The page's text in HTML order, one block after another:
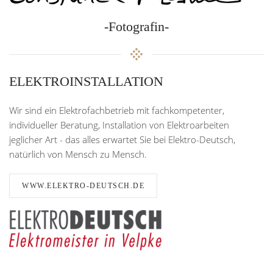
-Fotografin-
ELEKTROINSTALLATION
Wir sind ein Elektrofachbetrieb mit fachkompetenter,
individueller Beratung, Installation von Elektroarbeiten
jeglicher Art - das alles erwartet Sie bei Elektro-Deutsch,
natürlich von Mensch zu Mensch.
WWW.ELEKTRO-DEUTSCH.DE